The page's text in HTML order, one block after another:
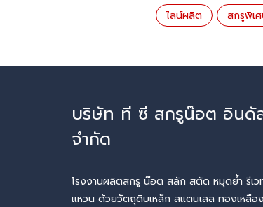
ไลน์ผลิต สกรูพิเ
บริษัท ที ซี สกรูน๊อต อินดั
จำกัด
โรงงานผลิตสกรู น๊อต สลัก สตัด หมุดย้ำ รีเว
แหวน ด้วยวัตถุดิบเหล็ก สแตนเลส ทองเหลือง